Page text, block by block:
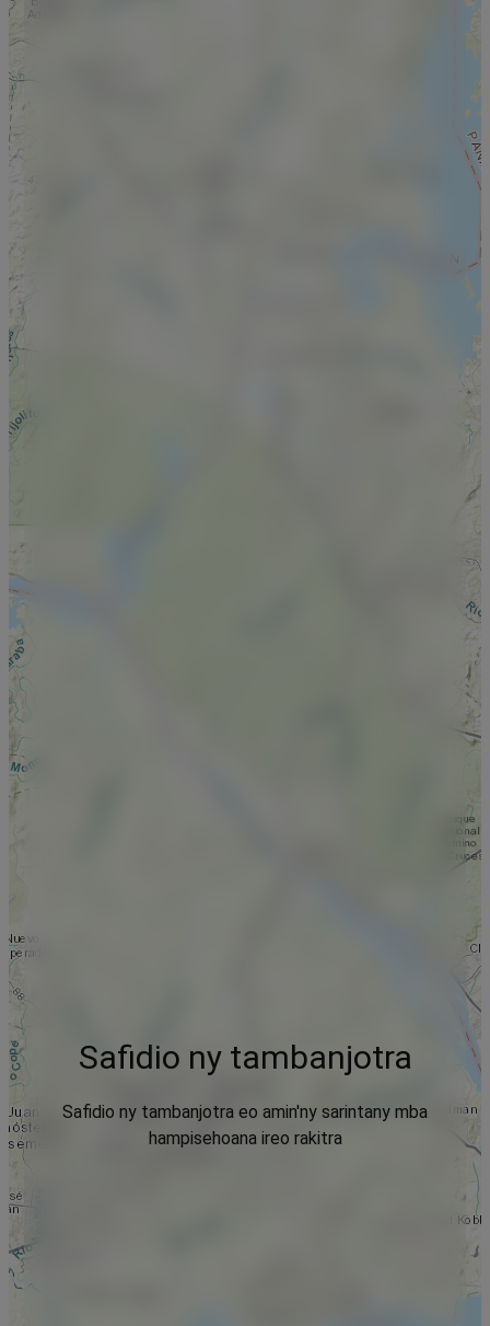
Safidio ny tambanjotra
Safidio ny tambanjotra eo amin'ny sarintany mba
hampisehoana ireo rakitra